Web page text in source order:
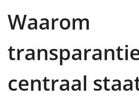
Waarom
centraal